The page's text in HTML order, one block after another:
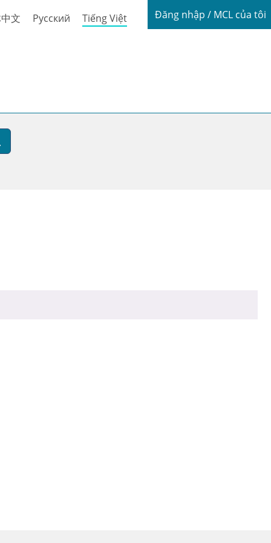
文 Русский Tiếng Việt Login / My
Đăng nhập / MCL của tôi